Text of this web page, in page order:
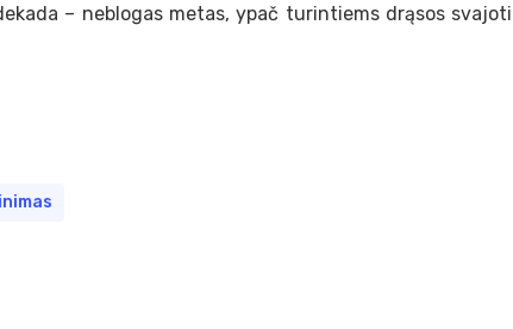
– neblogas metas, ypač turintiems drąsos svajoti